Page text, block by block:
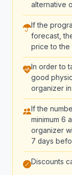
alternative
If the
forecast,
price to the
In order to
good
organizer
If the
minimum 6
organizer
7 days
Discounts